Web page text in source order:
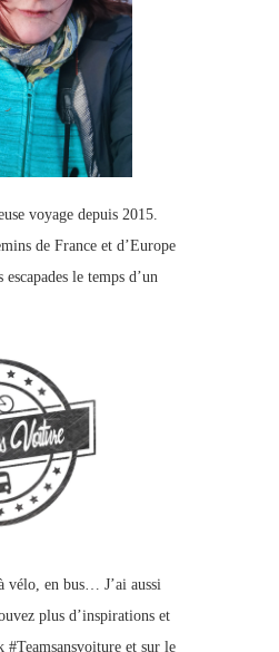
voyage depuis 2015.
de France et d’Europe
le temps d’un
vélo, en bus… J’ai aussi
plus d’inspirations et
#Teamsansvoiture et sur le